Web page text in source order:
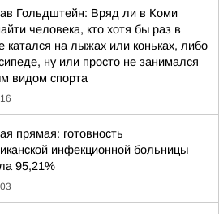
Гольдштейн: Вряд ли в Коми
человека, кто хотя бы раз в
катался на лыжах или коньках, либо
ну или просто не занимался
видом спорта
прямая: готовность
инфекционной больницы
95,21%